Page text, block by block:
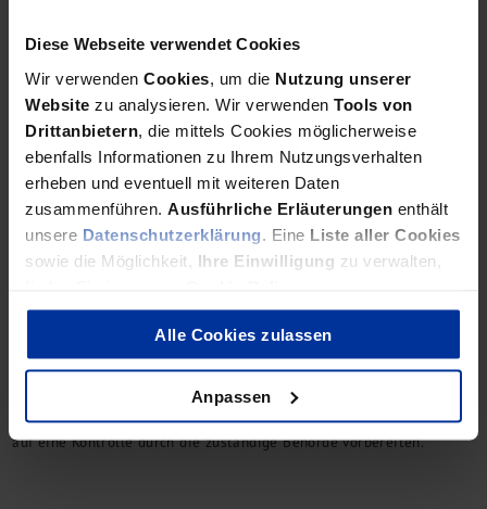
Diese Webseite verwendet Cookies
Wir verwenden Cookies , um die Nutzung unserer
Website zu analysieren. Wir verwenden Tools von
Drittanbietern , die mittels Cookies möglicherweise
ebenfalls Informationen zu Ihrem Nutzungsverhalten
erheben und eventuell mit weiteren Daten
zusammenführen. Ausführliche Erläuterungen enthält
unsere Datenschutzerklärung . Eine Liste aller Cookies
sowie die Möglichkeit, Ihre Einwilligung zu verwalten,
Alle Cookies zulassen
Anpassen
Verpflichtende ToDos
Um gegen Geldwäsche und Terrorismusfinanzierung effektiv
vorzugehen, verpflichtet der Gesetzgeber verschiedene
Berufsgruppen zu gewissen Verhaltenspflichten. Wir erläutern hier,
welche das sind.
Was tun, wenn der Prüfer
kommt?
Wir informieren Sie im letzten Teil unserer Artikelreihe über
entsprechende Handlungsmöglichkeiten und wie Sie sich optimal
auf eine Kontrolle durch die zuständige Behörde vorbereiten.